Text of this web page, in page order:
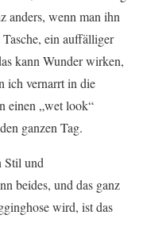
anders, wenn man ihn
ein auffälliger
kann Wunder wirken,
ich vernarrt in die
einen „wet look“
ganzen Tag.
Stil und
beides, und das ganz
wird, ist das